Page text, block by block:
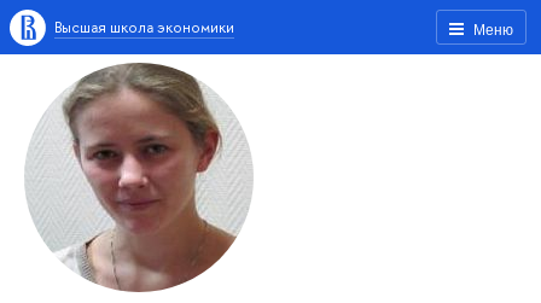
Меню
Высшая школа экономики